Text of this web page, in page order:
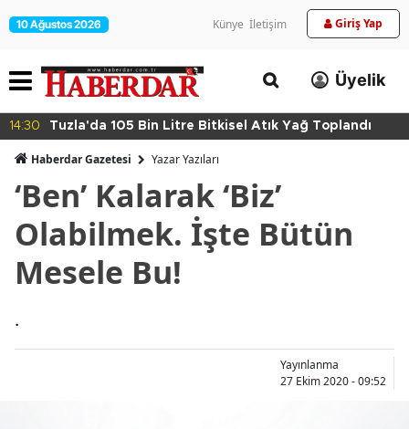
10 Ağustos 2026 Künye İletişim Giriş Yap
Üyelik
14:30 Tuzla'da 105 Bin Litre Bitkisel Atık Yağ Toplandı
Haberdar Gazetesi Yazar Yazıları
‘Ben’ Kalarak ‘Biz’
Olabilmek. İşte Bütün
Mesele Bu!
.
Yayınlanma
27 Ekim 2020 - 09:52